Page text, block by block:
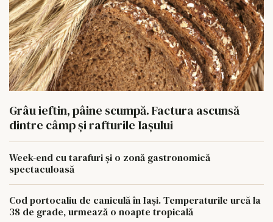
Grâu ieftin, pâine scumpă. Factura ascunsă
dintre câmp și rafturile Iașului
Week-end cu tarafuri și o zonă gastronomică
spectaculoasă
Cod portocaliu de caniculă în Iași. Temperaturile urcă la
38 de grade, urmează o noapte tropicală